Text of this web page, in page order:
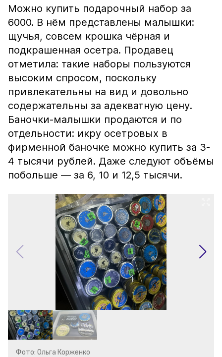
Можно купить подарочный набор за
6000. В нём представлены малышки:
щучья, совсем крошка чёрная и
подкрашенная осетра. Продавец
отметила: такие наборы пользуются
высоким спросом, поскольку
привлекательны на вид и довольно
содержательны за адекватную цену.
Баночки-малышки продаются и по
отдельности: икру осетровых в
фирменной баночке можно купить за 3-
4 тысячи рублей. Даже следуют объёмы
побольше — за 6, 10 и 12,5 тысячи.
Фото: Ольга Корженко